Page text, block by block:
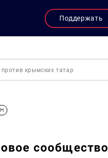
Поддержать
крымских татар
сообщество